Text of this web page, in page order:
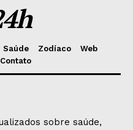
Saúde Zodíaco
Web
Contato
sobre saúde,